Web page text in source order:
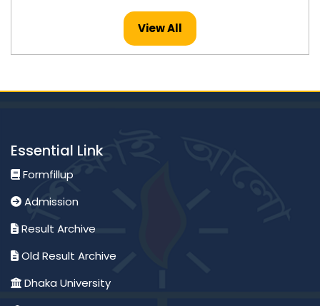
Published: 26-Jul-2026
Published: 23-Jul-2026
মাস্টার্স -২০২৪ সনের হিসাববিজ্ঞান বিষয়ের ফলাফল প্রকাশ।
View All
Essential Link
Formfillup
Admission
Result Archive
Old Result Archive
Dhaka University